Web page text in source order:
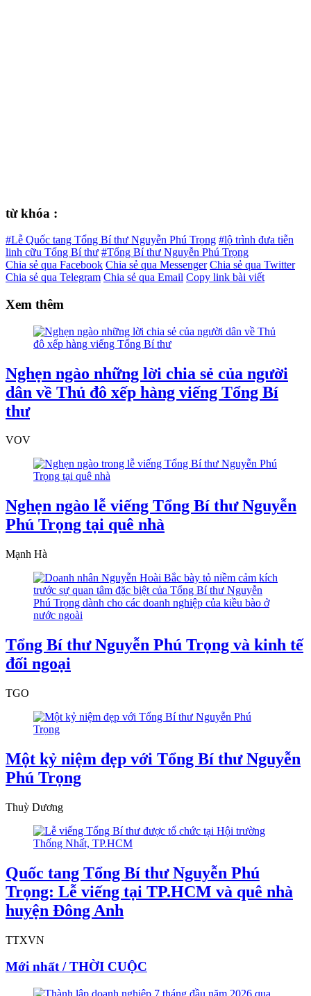
từ khóa :
#Lễ Quốc tang Tổng Bí thư Nguyễn Phú Trọng #lộ trình đưa tiễn
linh cữu Tổng Bí thư #Tổng Bí thư Nguyễn Phú Trọng
Chia sẻ qua Facebook Chia sẻ qua Messenger Chia sẻ qua Twitter
Chia sẻ qua Telegram Chia sẻ qua Email Copy link bài viết
Xem thêm
Nghẹn ngào những lời chia sẻ của người
dân về Thủ đô xếp hàng viếng Tổng Bí
thư
VOV
Nghẹn ngào lễ viếng Tổng Bí thư Nguyễn
Phú Trọng tại quê nhà
Mạnh Hà
Tổng Bí thư Nguyễn Phú Trọng và kinh tế
đối ngoại
TGO
Một kỷ niệm đẹp với Tổng Bí thư Nguyễn
Phú Trọng
Thuỳ Dương
Quốc tang Tổng Bí thư Nguyễn Phú
Trọng: Lễ viếng tại TP.HCM và quê nhà
huyện Đông Anh
TTXVN
Mới nhất / THỜI CUỘC